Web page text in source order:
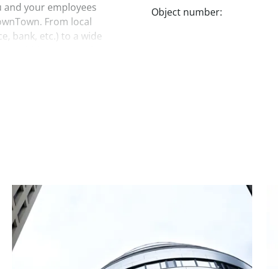
and your employees
From local
bank, etc.) to a wide
€19.50
€17.50
Object number: